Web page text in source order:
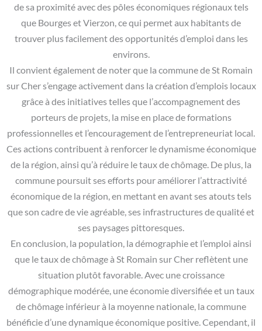
de sa proximité avec des pôles économiques régionaux tels
que Bourges et Vierzon, ce qui permet aux habitants de
trouver plus facilement des opportunités d’emploi dans les
environs.
Il convient également de noter que la commune de St Romain
sur Cher s’engage activement dans la création d’emplois locaux
grâce à des initiatives telles que l’accompagnement des
porteurs de projets, la mise en place de formations
professionnelles et l’encouragement de l’entrepreneuriat local.
Ces actions contribuent à renforcer le dynamisme économique
de la région, ainsi qu’à réduire le taux de chômage. De plus, la
commune poursuit ses efforts pour améliorer l’attractivité
économique de la région, en mettant en avant ses atouts tels
que son cadre de vie agréable, ses infrastructures de qualité et
ses paysages pittoresques.
En conclusion, la population, la démographie et l’emploi ainsi
que le taux de chômage à St Romain sur Cher reflètent une
situation plutôt favorable. Avec une croissance
démographique modérée, une économie diversifiée et un taux
de chômage inférieur à la moyenne nationale, la commune
bénéficie d’une dynamique économique positive. Cependant, il